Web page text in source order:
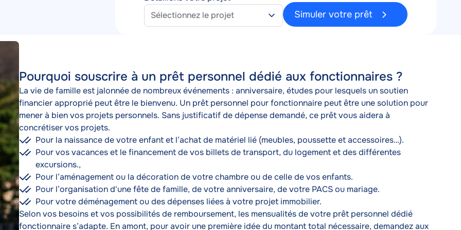
TAEG fixe
Simuler votre prêt
Pourquoi souscrire à un prêt personnel dédié aux fonctionnaires ?
Texte
La vie de famille est jalonnée de nombreux événements : anniversaire, études pour lesquels un soutien
financier approprié peut être le bienvenu. Un prêt personnel pour fonctionnaire peut être une solution pour
mener à bien vos projets personnels. Sans justificatif de dépense demandé, ce prêt vous aidera à
concrétiser vos projets.
Pour la naissance de votre enfant et l’achat de matériel lié (meubles, poussette et accessoires…).
Pour vos vacances et le financement de vos billets de transport, du logement et des différentes
excursions.,
Pour l’aménagement ou la décoration de votre chambre ou de celle de vos enfants.
Pour l’organisation d'une fête de famille, de votre anniversaire, de votre PACS ou mariage.
Pour votre déménagement ou des dépenses liées à votre projet immobilier.
Selon vos besoins et vos possibilités de remboursement, les mensualités de votre prêt personnel dédié
fonctionnaire s’adapte. En amont, pour avoir une première idée du montant total nécessaire, demandez aux